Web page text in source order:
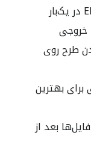
طرح روی
بهترین
بعد از